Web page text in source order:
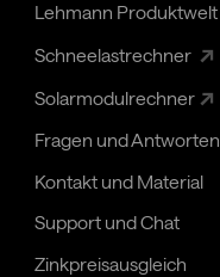
Lehmann Produktwelt
Schneelastrechner ↗
Solarmodulrechner ↗
Fragen und Antworten
Kontakt und Material
Support und Chat
Zinkpreisausgleich